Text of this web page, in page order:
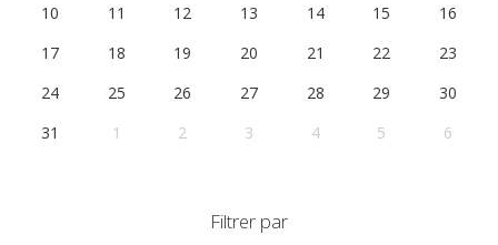
10
11 12 13 14 15
16
17
18 19 20 21 22
23
24
25 26 27 28 29
30
31
1 2 3 4 5 6
Filtrer par